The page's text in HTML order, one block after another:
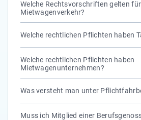
Welche Rechtsvorschriften gelten
Mietwagenverkehr?
Welche rechtlichen Pflichten haben
Welche rechtlichen Pflichten haben
Mietwagenunternehmen?
Was versteht man unter
Muss ich Mitglied einer